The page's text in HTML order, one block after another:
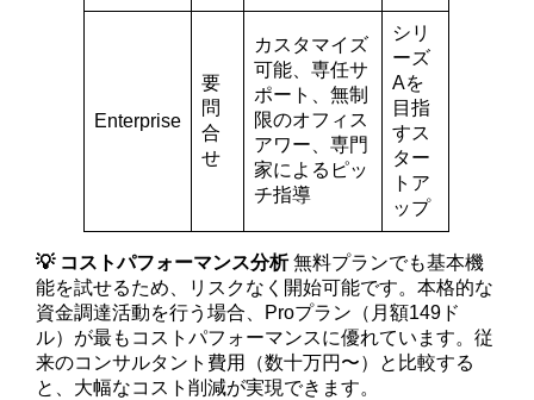
Enterprise
要
問
合
せ
カスタマイズ
可能、専任サ
ポート、無制
限のオフィス
アワー、専門
家によるピッ
チ指導
シリ
ーズ
Aを
目指
すス
ター
トア
ップ
💡 コストパフォーマンス分析無料プランでも基本機
能を試せるため、リスクなく開始可能です。本格的な
資金調達活動を行う場合、Proプラン（月額149ド
ル）が最もコストパフォーマンスに優れています。従
来のコンサルタント費用（数十万円〜）と比較する
と、大幅なコスト削減が実現できます。